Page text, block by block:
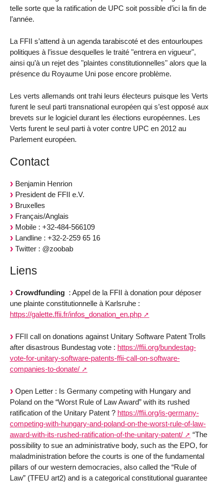
telle sorte que la ratification de UPC soit possible d’ici la fin de
l’année.
La FFII s’attend à un agenda tarabiscoté et des entourloupes
politiques à l’issue desquelles le traité "entrera en vigueur",
ainsi qu’à un rejet des "plaintes constitutionnelles" alors que la
présence du Royaume Uni pose encore problème.
Les verts allemands ont trahi leurs électeurs puisque les Verts
furent le seul parti transnational européen qui s’est opposé aux
brevets sur le logiciel durant les élections européennes. Les
Verts furent le seul parti à voter contre UPC en 2012 au
Parlement européen.
Contact
Benjamin Henrion
President de FFII e.V.
Bruxelles
Français/Anglais
Mobile : +32-484-566109
Landline : +32-2-259 65 16
Twitter : @zoobab
Liens
Crowdfunding : Appel de la FFII à donation pour déposer
une plainte constitutionnelle à Karlsruhe :
https://galette.ffii.fr/infos_donation_en.php
FFII call on donations against Unitary Software Patent Trolls
after disastrous Bundestag vote : https://ffii.org/bundestag-
vote-for-unitary-software-patents-ffii-call-on-software-
companies-to-donate/
Open Letter : Is Germany competing with Hungary and
Poland on the “Worst Rule of Law Award” with its rushed
ratification of the Unitary Patent ? https://ffii.org/is-germany-
competing-with-hungary-and-poland-on-the-worst-rule-of-law-
award-with-its-rushed-ratification-of-the-unitary-patent/
“The
possibility to sue an administrative body, such as the EPO, for
maladministration before the courts is one of the fundamental
pillars of our western democracies, also called the “Rule of
Law” (TFEU art2) and is a categorical constitutional guarantee